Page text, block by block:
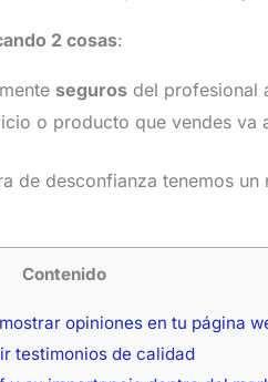
2 cosas:
segurosdel profesional
o producto que vendes va
de desconfianza tenemos
Contenido
opiniones en tu página
testimonios de calidad